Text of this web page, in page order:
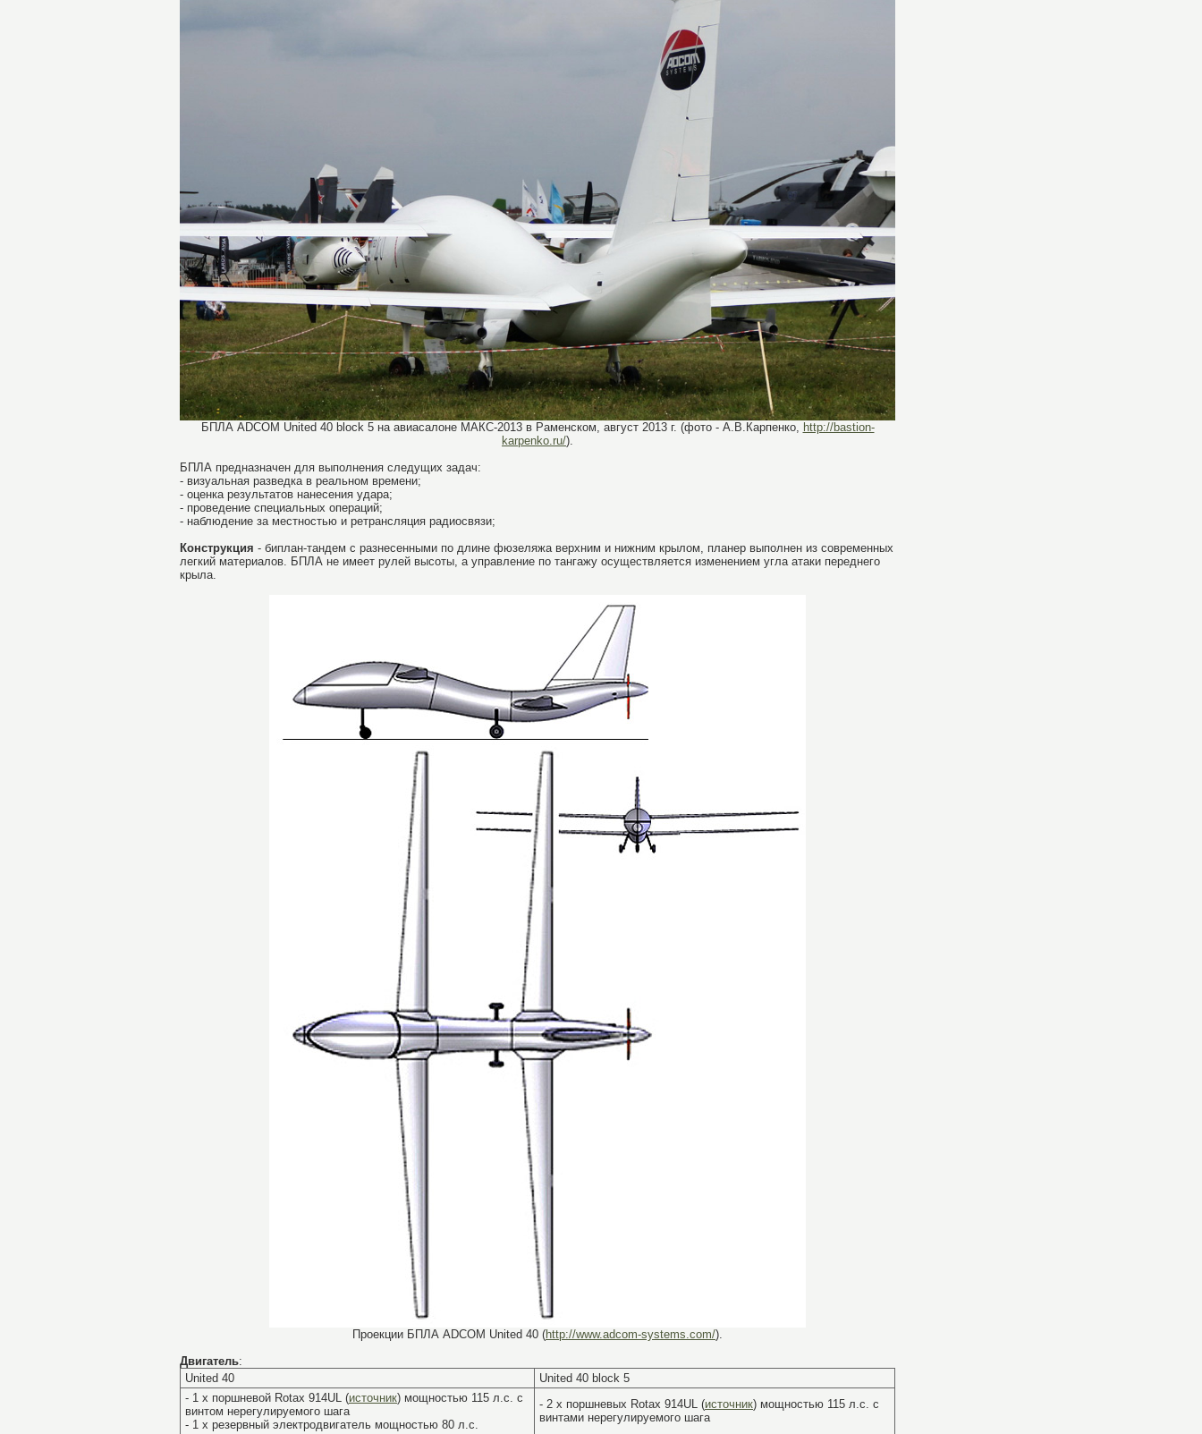
БПЛА ADCOM United 40 block 5 на авиасалоне МАКС-2013 в Раменском, август 2013 г. (фото - А.В.Карпенко, http://bastion-
karpenko.ru/).
БПЛА предназначен для выполнения следущих задач:
- визуальная разведка в реальном времени;
- оценка результатов нанесения удара;
- проведение специальных операций;
- наблюдение за местностью и ретрансляция радиосвязи;
Конструкция - биплан-тандем с разнесенными по длине фюзеляжа верхним и нижним крылом, планер выполнен из современных
легкий материалов. БПЛА не имеет рулей высоты, а управление по тангажу осуществляется изменением угла атаки переднего
крыла.
Проекции БПЛА ADCOM United 40 (http://www.adcom-systems.com/).
Двигатель:
United 40
United 40 block 5
- 1 х поршневой Rotax 914UL (источник) мощностью 115 л.с. с
винтом нерегулируемого шага
- 1 х резервный электродвигатель мощностью 80 л.с.
- 2 х поршневых Rotax 914UL (источник) мощностью 115 л.с. с
винтами нерегулируемого шага